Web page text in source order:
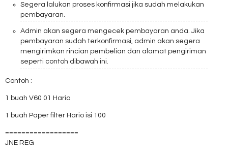
Segera lalukan proses konfirmasi jika sudah melakukan
pembayaran.
Admin akan segera mengecek pembayaran anda. Jika
pembayaran sudah terkonfirmasi, admin akan segera
mengirimkan rincian pembelian dan alamat pengiriman
seperti contoh dibawah ini.
Contoh :
1 buah V60 01 Hario
1 buah Paper filter Hario isi 100
==================
JNE REG